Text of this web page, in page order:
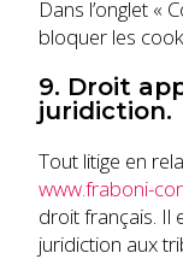
Dans l’onglet «
bloquer les
9. Droit
juridiction.
Tout litige en
www.fraboni-
droit français. Il
juridiction aux